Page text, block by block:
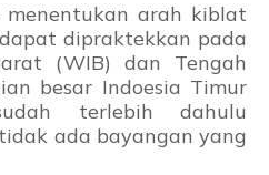
menentukan arah kiblat
dipraktekkan pada
(WIB) dan Tengah
besar Indoesia Timur
terlebih dahulu
ada bayangan yang